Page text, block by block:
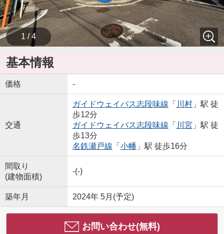
1 / 4
基本情報
価格 -
交通
ガイドウェイバス志段味線 「 川村」駅 徒
歩12分
ガイドウェイバス志段味線 「 川宮 」駅 徒
歩13分
名鉄瀬戸線 「 小幡 」駅 徒歩16分
間取り
(建物面積)
-(-)
築年月 2024年 5月(予定)
お問い合わせ(無料)